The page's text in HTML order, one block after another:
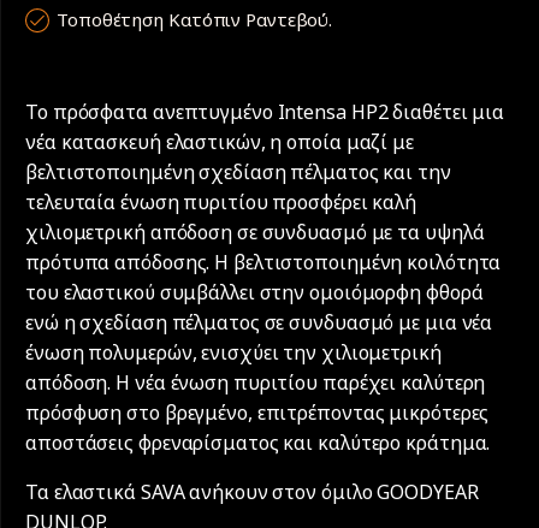
Τοποθέτηση Κατόπιν Ραντεβού.
Το πρόσφατα ανεπτυγμένο Intensa HP2 διαθέτει μια
νέα κατασκευή ελαστικών, η οποία μαζί με
βελτιστοποιημένη σχεδίαση πέλματος και την
τελευταία ένωση πυριτίου προσφέρει καλή
χιλιομετρική απόδοση σε συνδυασμό με τα υψηλά
πρότυπα απόδοσης. Η βελτιστοποιημένη κοιλότητα
του ελαστικού συμβάλλει στην ομοιόμορφη φθορά
ενώ η σχεδίαση πέλματος σε συνδυασμό με μια νέα
ένωση πολυμερών, ενισχύει την χιλιομετρική
απόδοση. Η νέα ένωση πυριτίου παρέχει καλύτερη
πρόσφυση στο βρεγμένο, επιτρέποντας μικρότερες
αποστάσεις φρεναρίσματος και καλύτερο κράτημα.
Τα ελαστικά SAVA ανήκουν στον όμιλο GOODYEAR
DUNLOP.